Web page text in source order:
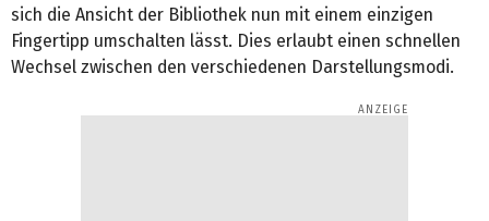
sich die Ansicht der Bibliothek nun mit einem einzigen
Fingertipp umschalten lässt. Dies erlaubt einen schnellen
Wechsel zwischen den verschiedenen Darstellungsmodi.